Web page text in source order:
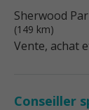
Sherwood
(149 km)
Vente, achat
Conseiller